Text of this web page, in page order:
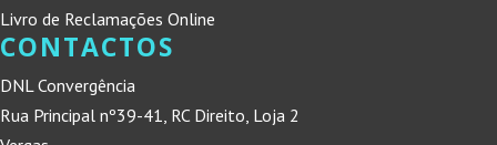
Livro de Reclamações Online
CONTACTOS
DNL Convergência
Rua Principal nº39-41, RC Direito, Loja 2